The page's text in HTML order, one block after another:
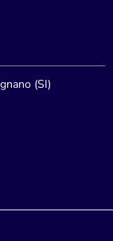
(SI)